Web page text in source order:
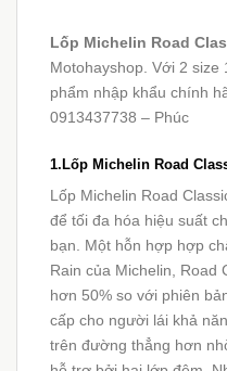
Lốp Michelin Road
Motohayshop. Với 2 size
phẩm nhập khẩu chính
0913437738 – Phúc
1.Lốp Michelin Road
Lốp Michelin Road
để tối đa hóa hiệu suất
bạn. Một hỗn hợp hợp
Rain của Michelin, Road
hơn 50% so với phiên
cấp cho người lái khả
trên đường thẳng hơn